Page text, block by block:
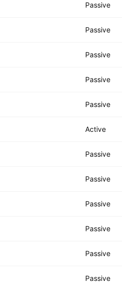
Passive
Passive
Passive
Passive
Passive
Active
Passive
Passive
Passive
Passive
Passive
Passive